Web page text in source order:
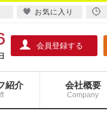
会員登録する
紹介 会社概要
Company
お気に入り